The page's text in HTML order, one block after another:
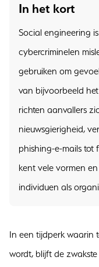
In het kort
Social engineering
cybercriminelen
gebruiken om
van bijvoorbeeld
richten aanvallers
nieuwsgierigheid,
phishing-e-mails tot
kent vele vormen
individuen als
In een tijdperk waarin
wordt, blijft de